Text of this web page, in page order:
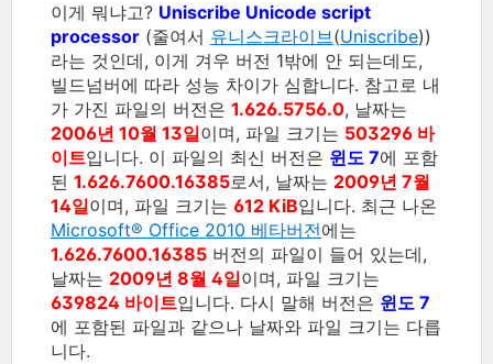
이게 뭐냐고? Uniscribe Unicode script
processor (줄여서 유니스크라이브(Uniscribe))
라는 것인데, 이게 겨우 버전 1밖에 안 되는데도,
빌드넘버에 따라 성능 차이가 심합니다. 참고로 내
가 가진 파일의 버전은 1.626.5756.0, 날짜는
2006년 10월 13일이며, 파일 크기는 503296 바
이트입니다. 이 파일의 최신 버전은 윈도 7에 포함
된 1.626.7600.16385로서, 날짜는 2009년 7월
14일이며, 파일 크기는 612 KiB입니다. 최근 나온
Microsoft® Office 2010 베타버전에는
1.626.7600.16385 버전의 파일이 들어 있는데,
날짜는 2009년 8월 4일이며, 파일 크기는
639824 바이트입니다. 다시 말해 버전은 윈도 7
에 포함된 파일과 같으나 날짜와 파일 크기는 다릅
니다.